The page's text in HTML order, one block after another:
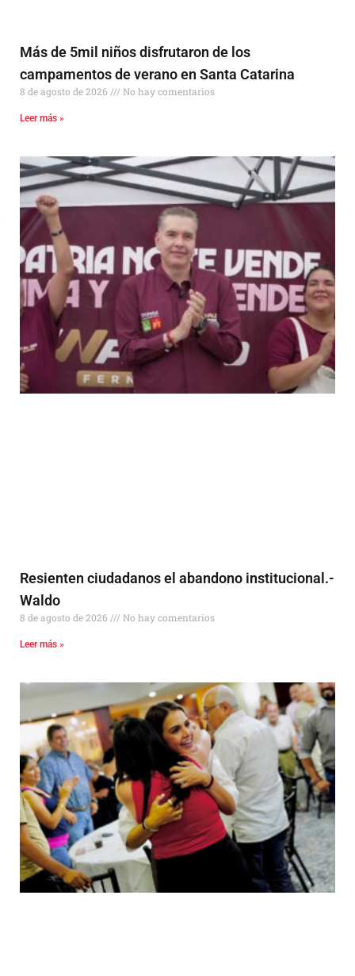
Más de 5mil niños disfrutaron de los
campamentos de verano en Santa Catarina
8 de agosto de 2026 No hay comentarios
Leer más »
Resienten ciudadanos el abandono institucional.-
Waldo
8 de agosto de 2026 No hay comentarios
Leer más »